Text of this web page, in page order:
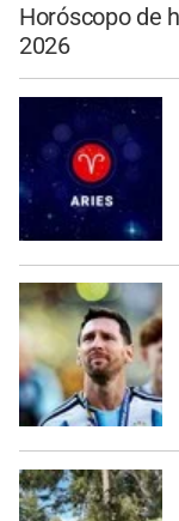
Horóscopo de
2026